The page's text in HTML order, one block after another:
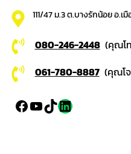
111/47 ม.3 ต.บางรักน้อย อ.
080-246-2448 (คุณโ
061-780-8887 (คุณโ
Facebook
YouTube
TikTok
LinkedIn